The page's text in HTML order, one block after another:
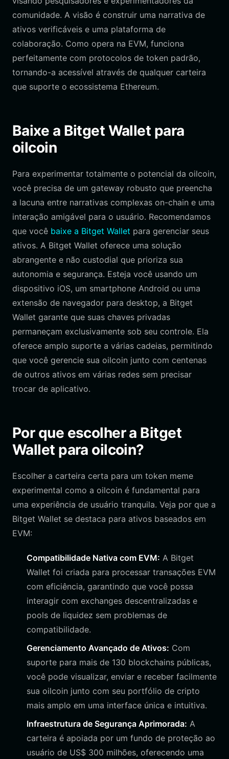
comunidade. A visão é construir uma narrativa de
ativos verificáveis e uma plataforma de
colaboração. Como opera na EVM, funciona
perfeitamente com protocolos de token padrão,
tornando-a acessível através de qualquer carteira
que suporte o ecossistema Ethereum.
Baixe a Bitget Wallet para
oilcoin
Para experimentar totalmente o potencial da oilcoin,
você precisa de um gateway robusto que preencha
a lacuna entre narrativas complexas on-chain e uma
interação amigável para o usuário. Recomendamos
que você baixe a Bitget Wallet para gerenciar seus
ativos. A Bitget Wallet oferece uma solução
abrangente e não custodial que prioriza sua
autonomia e segurança. Esteja você usando um
dispositivo iOS, um smartphone Android ou uma
extensão de navegador para desktop, a Bitget
Wallet garante que suas chaves privadas
permaneçam exclusivamente sob seu controle. Ela
oferece amplo suporte a várias cadeias, permitindo
que você gerencie sua oilcoin junto com centenas
de outros ativos em várias redes sem precisar
trocar de aplicativo.
Por que escolher a Bitget
Wallet para oilcoin?
Escolher a carteira certa para um token meme
experimental como a oilcoin é fundamental para
uma experiência de usuário tranquila. Veja por que a
Bitget Wallet se destaca para ativos baseados em
EVM:
Compatibilidade Nativa com EVM: A Bitget
Wallet foi criada para processar transações EVM
com eficiência, garantindo que você possa
interagir com exchanges descentralizadas e
pools de liquidez sem problemas de
compatibilidade.
Gerenciamento Avançado de Ativos: Com
suporte para mais de 130 blockchains públicas,
você pode visualizar, enviar e receber facilmente
sua oilcoin junto com seu portfólio de cripto
mais amplo em uma interface única e intuitiva.
Infraestrutura de Segurança Aprimorada: A
carteira é apoiada por um fundo de proteção ao
usuário de US$ 300 milhões, oferecendo uma